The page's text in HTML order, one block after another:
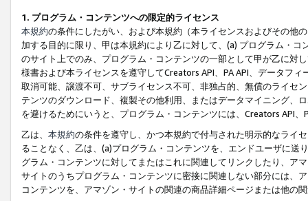
1. プログラム・コンテンツへの限定的ライセンス
本規約の条件にしたがい、および本規約（本ライセンスおよびその他
加する目的に限り、甲は本規約により乙に対して、(a) プログラム・
のサイト上でのみ、プログラム・コンテンツの一部として甲が乙に対
様書および本ライセンスを遵守してCreators API、PA API、データフ
取消可能、譲渡不可、サブライセンス不可、非独占的、無償のライセ
テンツのダウンロード、複製その他利用、またはデータマイニング、
を避けるためにいうと、プログラム・コンテンツには、Creators API
乙は、 本規約の条件を遵守し、かつ本規約で付与された明示的なライ
ることなく、乙は、(a)プログラム・コンテンツを、エンドユーザに
グラム・コンテンツに対してまたはこれに関連してリンクしたり、ア
サイトのうちプログラム・コンテンツに密接に関連しない部分には、
コンテンツを、アマゾン・サイトの関連の商品詳細ページまたは他の